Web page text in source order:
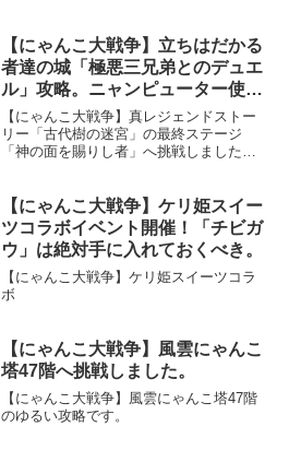
ランク報酬の追加が有りました。それか
ら「逆襲のカヲル君」...
【にゃんこ大戦争】立ちはだかる
者達の城「極悪三兄弟とのデュエ
ル」攻略。ニャンピューター使
用。
【にゃんこ大戦争】真レジェンドストー
リー「古代樹の迷宮」の最終ステージ
「神の面を賜りし者」へ挑戦しました。
入手が出来るようです。絶対手に入れた
いときは、一度クリアしたら「トレジャ
ーレーダー」を使って再戦が良いです
ね。
【にゃんこ大戦争】ケリ姫スイー
ツコラボイベント開催！「チビガ
ウ」は絶対手に入れておくべき。
【にゃんこ大戦争】ケリ姫スイーツコラ
ボ
【にゃんこ大戦争】風雲にゃんこ
塔47階へ挑戦しました。
【にゃんこ大戦争】風雲にゃんこ塔47階
のゆるい攻略です。